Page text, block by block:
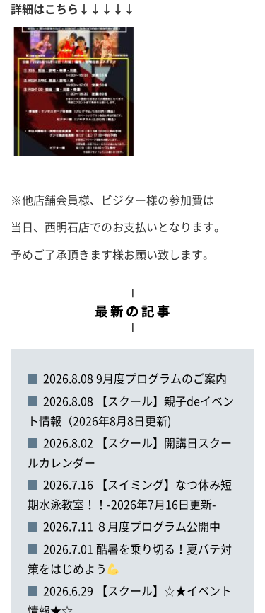
詳細はこちら↓↓↓↓↓
※他店舗会員様、ビジター様の参加費は
当日、西明石店でのお支払いとなります。
予めご了承頂きます様お願い致します。
2026.8.08 9月度プログラムのご案内
2026.8.08 【スクール】親子deイベン
ト情報（2026年8月8日更新)
2026.8.02 【スクール】開講日スクー
ルカレンダー
2026.7.16 【スイミング】なつ休み短
期水泳教室！！-2026年7月16日更新-
2026.7.11 ８月度プログラム公開中
2026.7.01 酷暑を乗り切る！夏バテ対
策をはじめよう
2026.6.29 【スクール】☆★イベント